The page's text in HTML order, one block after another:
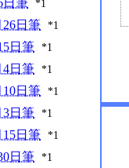
日筆 *1
26日筆 *1
日筆 *1
4日筆 *1
10日筆 *1
3日筆 *1
15日筆 *1
日筆 *1